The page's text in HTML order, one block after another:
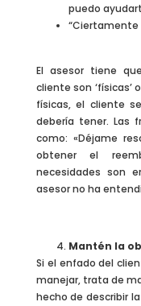
puedo
“Ciertamente
El asesor tiene
cliente son ‘físicas’
físicas, el cliente
debería tener. Las
como: «Déjame
obtener el
necesidades son
asesor no ha
Mantén la
Si el enfado del
manejar, trata de
hecho de describir